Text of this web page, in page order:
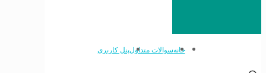
خانهسوالات متداولپنل کاربری